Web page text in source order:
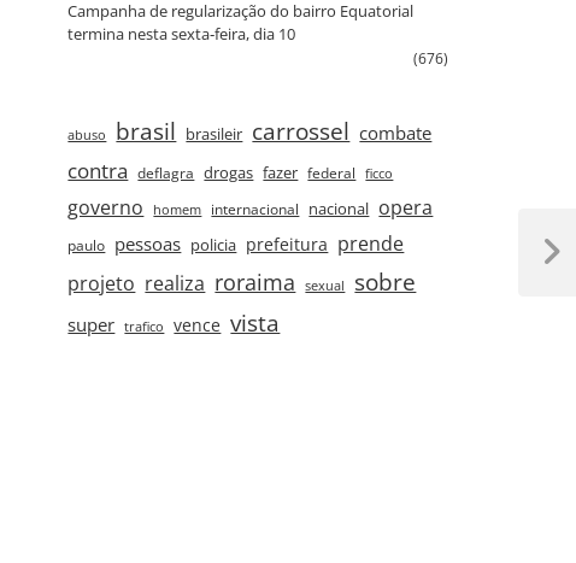
Next
Campanha de regularização do bairro Equatorial
termina nesta sexta‑feira, dia 10
(676)
abuso brasil brasileir carrossel combate
contra deflagra drogas fazer federal ficco
governo homem internacional nacional opera
paulo pessoas policia prefeitura prende
projeto realiza roraima sexual sobre
super trafico vence vista